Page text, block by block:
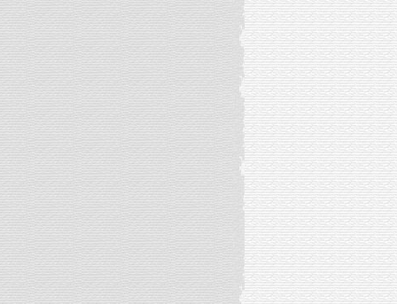
遇而安的幸福【伍】(2015.8)
遇而安的幸福【叁】2015.8
遇而安的幸福【贰】2015.8
遇而安的幸福【壹】2015.8
厦门曾厝垵(2015.7)
美女学校一日游(2015.7)
北台北(2015.5)
明时节捣麻糍(2015.4)
五站：Kandy[贰](2014.10)